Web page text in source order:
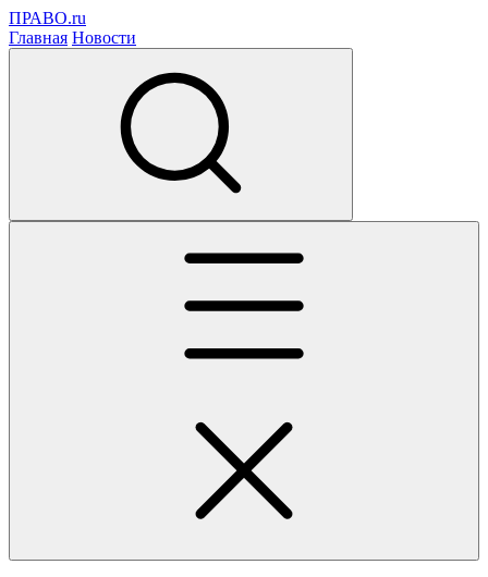
ПРАВО.ru
Главная Новости